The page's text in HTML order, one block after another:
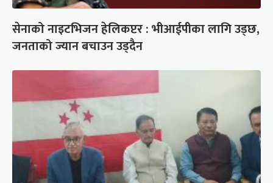
सेनाको नाइटभिजन हेलिकप्टर : भीआईपीका लागि उड्छ,
जनताको ज्यान बचाउन उड्दैन